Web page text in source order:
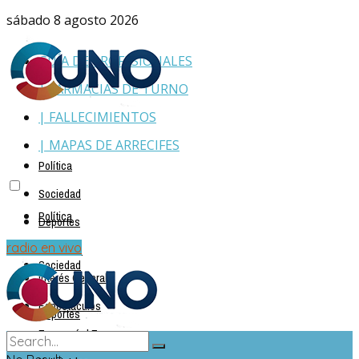
sábado 8 agosto 2026
GUÍA DE PROFESIONALES
| FARMACIAS DE TURNO
| FALLECIMIENTOS
| MAPAS DE ARRECIFES
Política
Sociedad
Deportes
Policiales
Interés General
Espectáculos
Economía | Empresas
Política
Sociedad
Deportes
radio en vivo